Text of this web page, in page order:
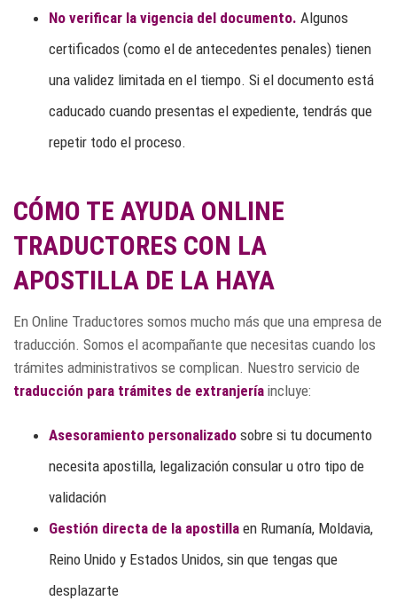
No verificar la vigencia del documento. Algunos
certificados (como el de antecedentes penales) tienen
una validez limitada en el tiempo. Si el documento está
caducado cuando presentas el expediente, tendrás que
repetir todo el proceso.
CÓMO TE AYUDA ONLINE
TRADUCTORES CON LA
APOSTILLA DE LA HAYA
En Online Traductores somos mucho más que una empresa de
traducción. Somos el acompañante que necesitas cuando los
trámites administrativos se complican. Nuestro servicio de
traducción para trámites de extranjería incluye:
Asesoramiento personalizadosobre si tu documento
necesita apostilla, legalización consular u otro tipo de
validación
Gestión directa de la apostillaen Rumanía, Moldavia,
Reino Unido y Estados Unidos, sin que tengas que
desplazarte